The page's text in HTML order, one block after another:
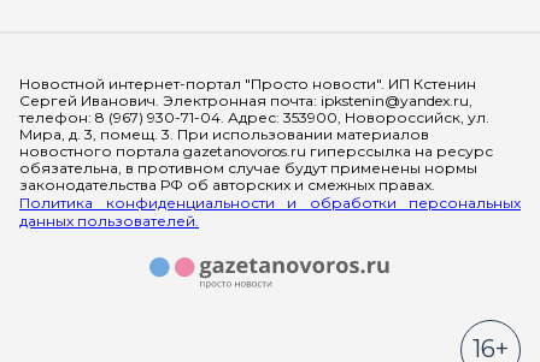
Новостной интернет-портал "Просто новости". ИП Кстенин
Сергей Иванович. Электронная почта: ipkstenin@yandex.ru,
телефон: 8 (967) 930-71-04. Адрес: 353900, Новороссийск, ул.
Мира, д. 3, помещ. 3. При использовании материалов
новостного портала gazetanovoros.ru гиперссылка на ресурс
обязательна, в противном случае будут применены нормы
законодательства РФ об авторских и смежных правах.
Политика конфиденциальности и обработки персональных
данных пользователей.
16+